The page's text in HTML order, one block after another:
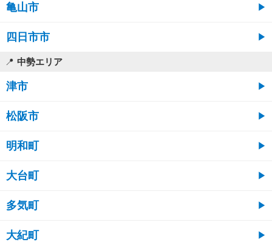
亀山市
四日市市
中勢エリア
津市
松阪市
明和町
大台町
多気町
大紀町